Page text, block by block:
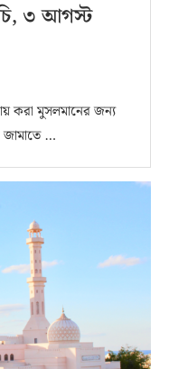
৩ আগস্ট
করা মুসলমানের জন্য
…